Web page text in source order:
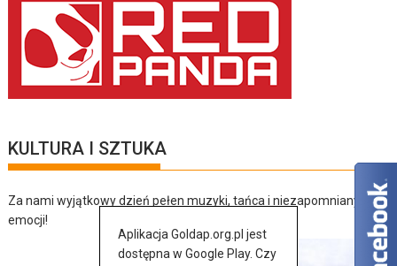
KULTURA I SZTUKA
Za nami wyjątkowy dzień pełen muzyki, tańca i niezapomnianych
emocji!
Aplikacja Goldap.org.pl jest
dostępna w Google Play. Czy